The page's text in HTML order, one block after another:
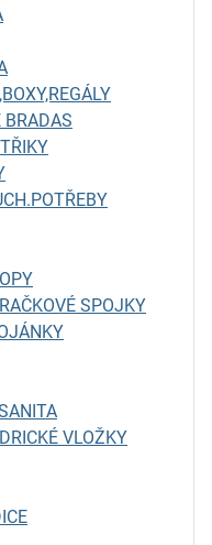
BRADAS
SPOJKY
VLOŽKY